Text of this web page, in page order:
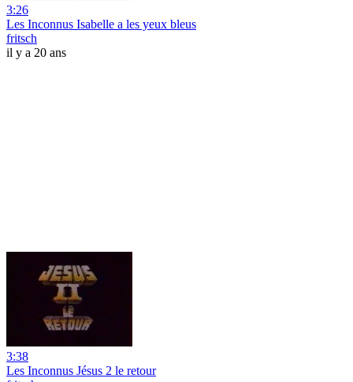
3:26
Les Inconnus Isabelle a les yeux bleus
fritsch
il y a 20 ans
3:38
Les Inconnus Jésus 2 le retour